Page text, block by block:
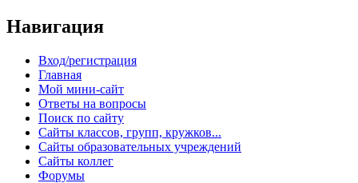
Навигация
Вход/регистрация
Главная
Мой мини-сайт
Ответы на вопросы
Поиск по сайту
Сайты классов, групп, кружков...
Сайты образовательных учреждений
Сайты коллег
Форумы